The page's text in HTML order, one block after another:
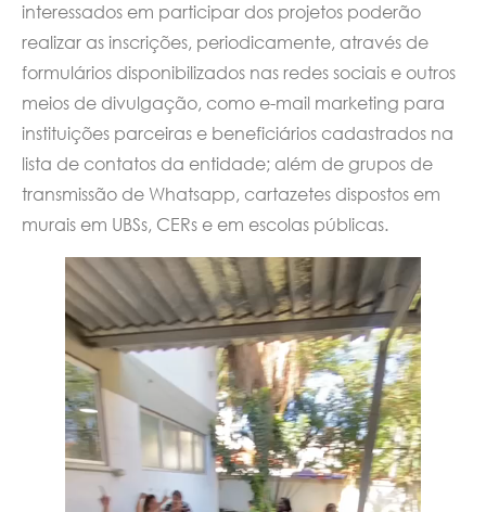
interessados em participar dos projetos poderão
realizar as inscrições, periodicamente, através de
formulários disponibilizados nas redes sociais e outros
meios de divulgação, como e-mail marketing para
instituições parceiras e beneficiários cadastrados na
lista de contatos da entidade; além de grupos de
transmissão de Whatsapp, cartazetes dispostos em
murais em UBSs, CERs e em escolas públicas.